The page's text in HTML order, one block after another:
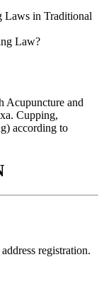
Laws in Traditional
Law?
Acupuncture and
Cupping,
) according to
registration.